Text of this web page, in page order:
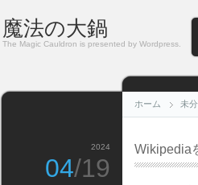
魔法の大鍋
The Magic Cauldron is presented by Wordpress.
ホーム 未
Wikipedia
2024
04/19